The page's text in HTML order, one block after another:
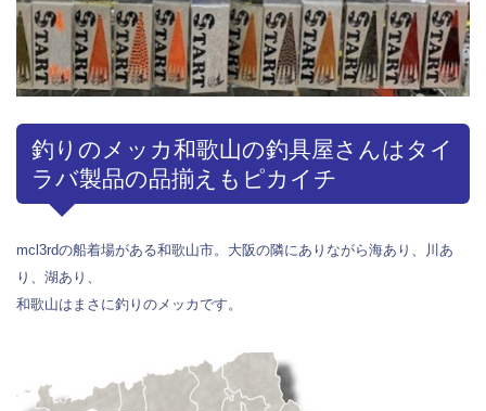
釣りのメッカ和歌山の釣具屋さんはタイ
ラバ製品の品揃えもピカイチ
mcl3rdの船着場がある和歌山市。大阪の隣にありながら海あり、川あ
り、湖あり、
和歌山はまさに釣りのメッカです。